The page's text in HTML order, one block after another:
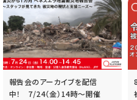
報告会のアーカイブを配信
中！ 7/24（金）14時～開催